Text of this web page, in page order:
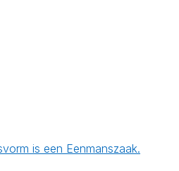
is een Eenmanszaak.